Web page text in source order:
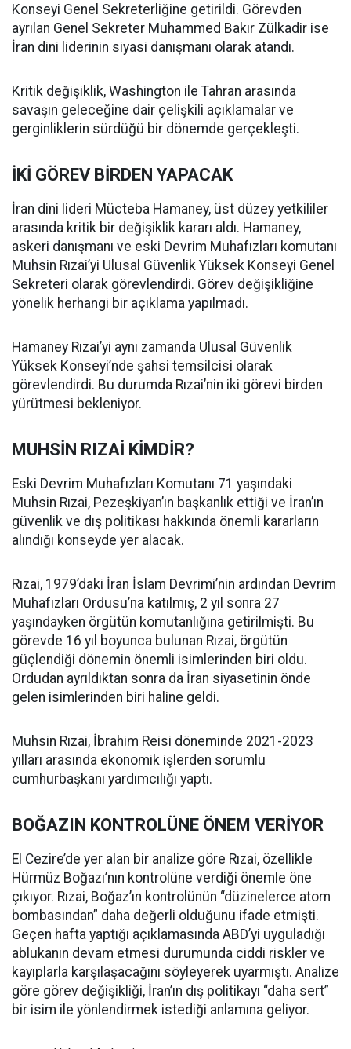
Konseyi Genel Sekreterliğine getirildi. Görevden
ayrılan Genel Sekreter Muhammed Bakır Zülkadir ise
İran dini liderinin siyasi danışmanı olarak atandı.
Kritik değişiklik, Washington ile Tahran arasında
savaşın geleceğine dair çelişkili açıklamalar ve
gerginliklerin sürdüğü bir dönemde gerçekleşti.
İKİ GÖREV BİRDEN YAPACAK
İran dini lideri Mücteba Hamaney, üst düzey yetkililer
arasında kritik bir değişiklik kararı aldı. Hamaney,
askeri danışmanı ve eski Devrim Muhafızları komutanı
Muhsin Rızai’yi Ulusal Güvenlik Yüksek Konseyi Genel
Sekreteri olarak görevlendirdi. Görev değişikliğine
yönelik herhangi bir açıklama yapılmadı.
Hamaney Rızai’yi aynı zamanda Ulusal Güvenlik
Yüksek Konseyi’nde şahsi temsilcisi olarak
görevlendirdi. Bu durumda Rızai’nin iki görevi birden
yürütmesi bekleniyor.
MUHSİN RIZAİ KİMDİR?
Eski Devrim Muhafızları Komutanı 71 yaşındaki
Muhsin Rızai, Pezeşkiyan’ın başkanlık ettiği ve İran’ın
güvenlik ve dış politikası hakkında önemli kararların
alındığı konseyde yer alacak.
Rızai, 1979’daki İran İslam Devrimi’nin ardından Devrim
Muhafızları Ordusu’na katılmış, 2 yıl sonra 27
yaşındayken örgütün komutanlığına getirilmişti. Bu
görevde 16 yıl boyunca bulunan Rızai, örgütün
güçlendiği dönemin önemli isimlerinden biri oldu.
Ordudan ayrıldıktan sonra da İran siyasetinin önde
gelen isimlerinden biri haline geldi.
Muhsin Rızai, İbrahim Reisi döneminde 2021-2023
yılları arasında ekonomik işlerden sorumlu
cumhurbaşkanı yardımcılığı yaptı.
BOĞAZIN KONTROLÜNE ÖNEM VERİYOR
El Cezire’de yer alan bir analize göre Rızai, özellikle
Hürmüz Boğazı’nın kontrolüne verdiği önemle öne
çıkıyor. Rızai, Boğaz’ın kontrolünün “düzinelerce atom
bombasından” daha değerli olduğunu ifade etmişti.
Geçen hafta yaptığı açıklamasında ABD’yi uyguladığı
ablukanın devam etmesi durumunda ciddi riskler ve
kayıplarla karşılaşacağını söyleyerek uyarmıştı. Analize
göre görev değişikliği, İran’ın dış politikayı “daha sert”
bir isim ile yönlendirmek istediği anlamına geliyor.